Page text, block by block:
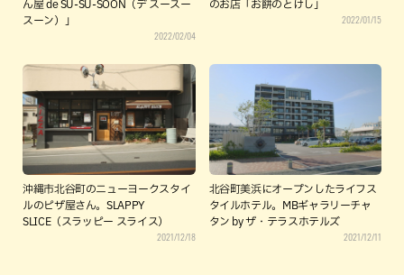
ん屋 de SU-SU-SOON（デ スースー
スーン）」
2022/02/04
のお店「お餅のとけし」
2022/01/15
沖縄市北谷町のニューヨークスタイ
ルのピザ屋さん。SLAPPY
SLICE（スラッピー スライス）
2021/12/18
北谷町美浜にオープンしたライフス
タイルホテル。MBギャラリーチャ
タン by ザ・テラスホテルズ
2021/12/11